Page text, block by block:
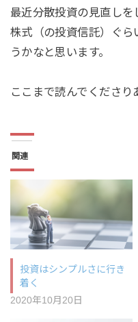
最近分散投資の見直し
株式（の投資信託）ぐら
うかなと思います。
ここまで読んでくださり
関連
投資はシンプルさに行き
着く
2020年10月20日